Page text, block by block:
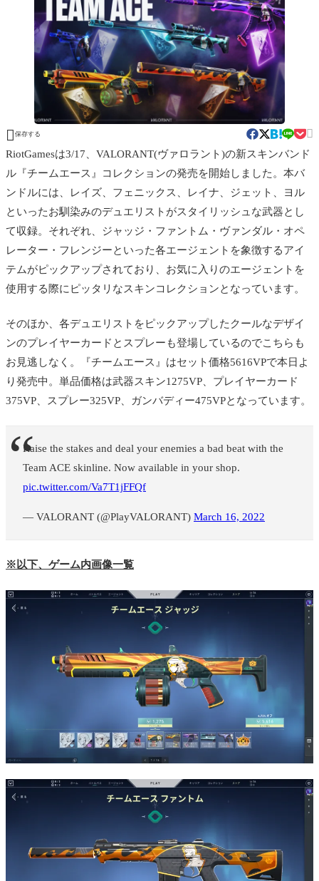
 保存する 
RiotGamesは3/17、VALORANT(ヴァロラント)の新スキンバンド
ル『チームエース』コレクションの発売を開始しました。本バ
ンドルには、レイズ、フェニックス、レイナ、ジェット、ヨル
といったお馴染みのデュエリストがスタイリッシュな武器とし
て収録。それぞれ、ジャッジ・ファントム・ヴァンダル・オペ
レーター・フレンジーといった各エージェントを象徴するアイ
テムがピックアップされており、お気に入りのエージェントを
使用する際にピッタリなスキンコレクションとなっています。
そのほか、各デュエリストをピックアップしたクールなデザイ
ンのプレイヤーカードとスプレーも登場しているのでこちらも
お見逃しなく。『チームエース』はセット価格5616VPで本日よ
り発売中。単品価格は武器スキン1275VP、プレイヤーカード
375VP、スプレー325VP、ガンバディー475VPとなっています。
Raise the stakes and deal your enemies a bad beat with the
Team ACE skinline. Now available in your shop.
pic.twitter.com/Va7T1jFFQf
— VALORANT (@PlayVALORANT) March 16, 2022
※以下、ゲーム内画像一覧